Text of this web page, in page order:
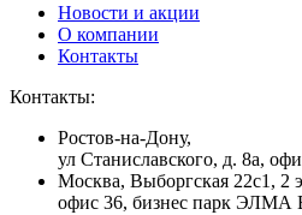
Новости и акции
О компании
Контакты
Контакты:
Ростов-на-Дону,
ул Станиславского, д. 8а,
Москва, Выборгская 22с1, 2
офис 36, бизнес парк ЭЛМА